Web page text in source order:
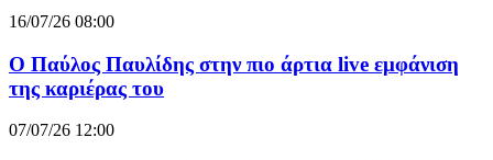
16/07/26 08:00
Ο Παύλος Παυλίδης στην πιο άρτια live εμφάνιση
της καριέρας του
07/07/26 12:00